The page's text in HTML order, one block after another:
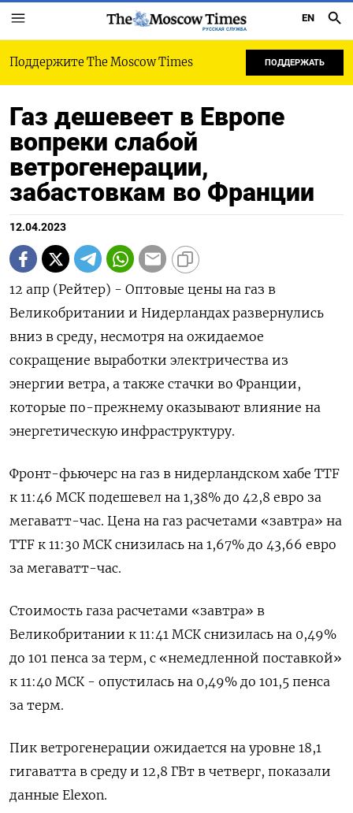
РУССКАЯ СЛУЖБА
EN
Поддержите The Moscow Times ПОДДЕРЖАТЬ
Газ дешевеет в Европе
вопреки слабой
ветрогенерации,
забастовкам во Франции
12.04.2023
12 апр (Рейтер) - Оптовые цены на газ в
Великобритании и Нидерландах развернулись
вниз в среду, несмотря на ожидаемое
сокращение выработки электричества из
энергии ветра, а также стачки во Франции,
которые по-прежнему оказывают влияние на
энергетическую инфраструктуру.
Фронт-фьючерс на газ в нидерландском хабе TTF
к 11:46 МСК подешевел на 1,38% до 42,8 евро за
мегаватт-час. Цена на газ расчетами «завтра» на
TTF к 11:30 МСК снизилась на 1,67% до 43,66 евро
за мегаватт-час.
Стоимость газа расчетами «завтра» в
Великобритании к 11:41 МСК снизилась на 0,49%
до 101 пенса за терм, с «немедленной поставкой»
к 11:40 МСК - опустилась на 0,49% до 101,5 пенса
за терм.
Пик ветрогенерации ожидается на уровне 18,1
гигаватта в среду и 12,8 ГВт в четверг, показали
данные Elexon.